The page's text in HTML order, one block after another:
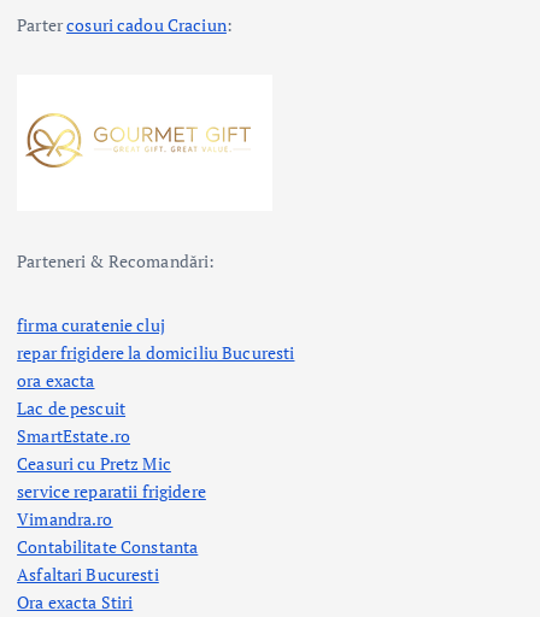
Partercosuri cadou Craciun:
Parteneri & Recomandări:
firma curatenie cluj
repar frigidere la domiciliu Bucuresti
ora exacta
Lac de pescuit
SmartEstate.ro
Ceasuri cu Pretz Mic
service reparatii frigidere
Vimandra.ro
Contabilitate Constanta
Asfaltari Bucuresti
Ora exacta Stiri